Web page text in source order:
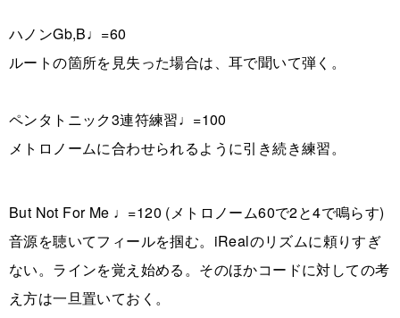
ハノンGb,B♩=60
ルートの箇所を見失った場合は、耳で聞いて弾く。
ペンタトニック3連符練習♩=100
メトロノームに合わせられるように引き続き練習。
But Not For Me ♩=120 (メトロノーム60で2と4で鳴らす)
音源を聴いてフィールを掴む。iRealのリズムに頼りすぎ
ない。ラインを覚え始める。そのほかコードに対しての考
え方は一旦置いておく。